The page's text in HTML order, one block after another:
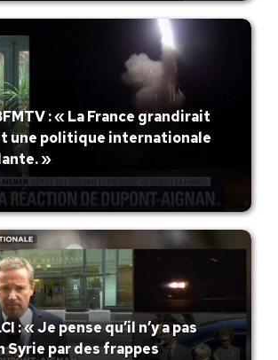
: « La France grandirait
une politique internationale
»
: « Je pense qu’il n’y a pas
Syrie par des frappes